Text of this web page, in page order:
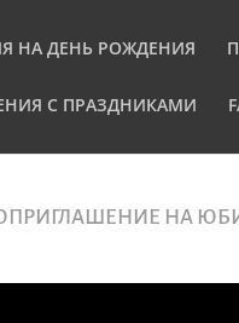
НА ДЕНЬ РОЖДЕНИЯ
С ПРАЗДНИКАМИ
НА